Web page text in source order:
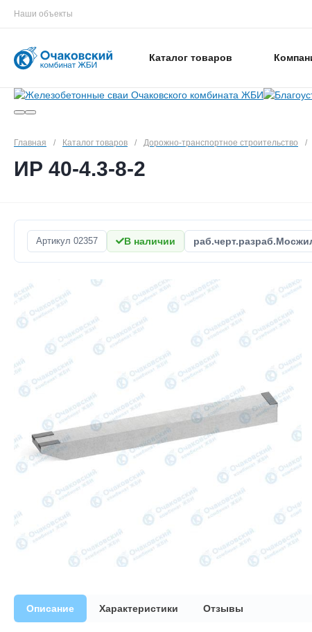
Наши объекты
Каталог товаров
Главная / Каталог товаров / Дорожно-транспортное строительство /
ИР 40-4.3-8-2
Артикул 02357 В наличии
Описание Характеристики Отзывы